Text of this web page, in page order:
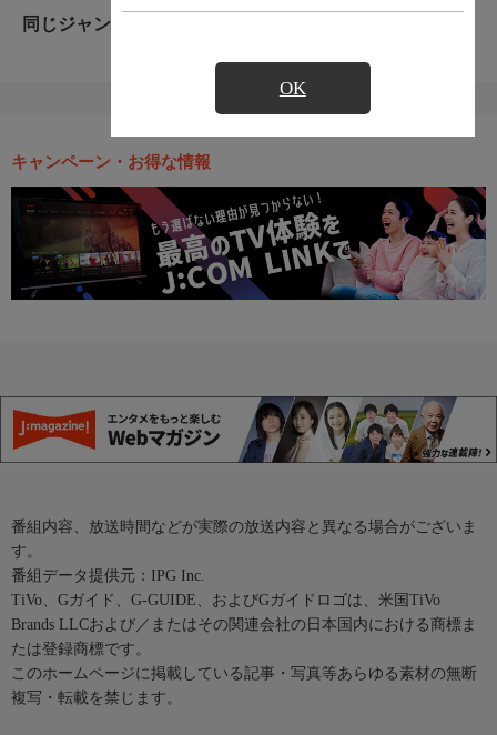
OK
同じジャンルのおすすめ番組
キャンペーン・お得な情報
番組内容、放送時間などが実際の放送内容と異なる場合がございま
す。
番組データ提供元：IPG Inc.
TiVo、Gガイド、G-GUIDE、およびGガイドロゴは、米国TiVo
Brands LLCおよび／またはその関連会社の日本国内における商標ま
たは登録商標です。
このホームページに掲載している記事・写真等あらゆる素材の無断
複写・転載を禁じます。